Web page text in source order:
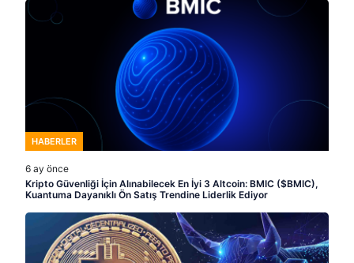
HABERLER
6 ay önce
Kripto Güvenliği İçin Alınabilecek En İyi 3 Altcoin: BMIC ($BMIC),
Kuantuma Dayanıklı Ön Satış Trendine Liderlik Ediyor